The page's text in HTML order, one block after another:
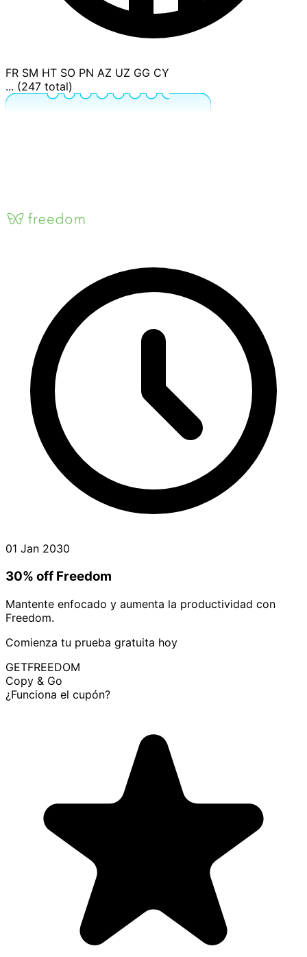
FR SM HT SO PN AZ UZ GG CY
... (247 total)
01 Jan 2030
30% off Freedom
Mantente enfocado y aumenta la productividad con
Freedom.
Comienza tu prueba gratuita hoy
GETFREEDOM
Copy & Go
¿Funciona el cupón?